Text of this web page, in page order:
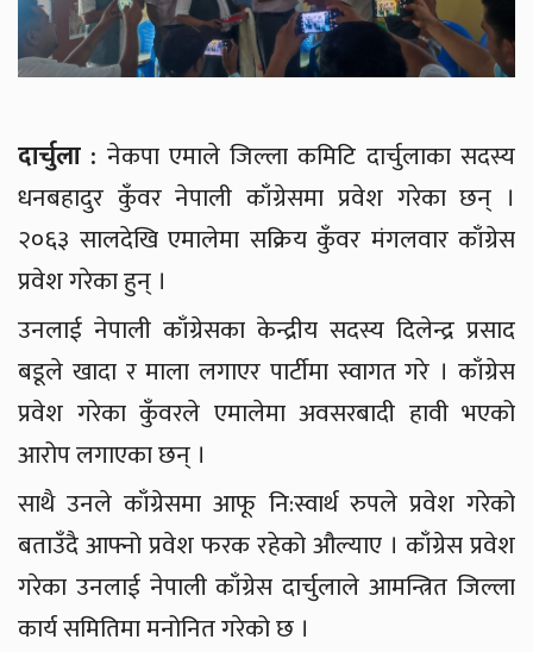
दार्चुला : नेकपा एमाले जिल्ला कमिटि दार्चुलाका सदस्य
धनबहादुर कुँवर नेपाली काँग्रेसमा प्रवेश गरेका छन् ।
२०६३ सालदेखि एमालेमा सक्रिय कुँवर मंगलवार काँग्रेस
प्रवेश गरेका हुन् ।
उनलाई नेपाली काँग्रेसका केन्द्रीय सदस्य दिलेन्द्र प्रसाद
बडूले खादा र माला लगाएर पार्टीमा स्वागत गरे । काँग्रेस
प्रवेश गरेका कुँवरले एमालेमा अवसरबादी हावी भएको
आरोप लगाएका छन् ।
साथै उनले काँग्रेसमा आफू नि:स्वार्थ रुपले प्रवेश गरेको
बताउँदै आफ्नो प्रवेश फरक रहेको औल्याए । काँग्रेस प्रवेश
गरेका उनलाई नेपाली काँग्रेस दार्चुलाले आमन्त्रित जिल्ला
कार्य समितिमा मनोनित गरेको छ ।